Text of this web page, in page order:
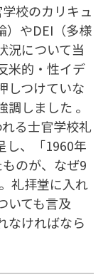
校のカリキュ
）やDEI（多様
況について当
米的・性イデ
しつけていな
しました 。
る士官学校礼
し、「1960年
のが、なぜ9
礼拝堂に入れ
いても言及
なければなら